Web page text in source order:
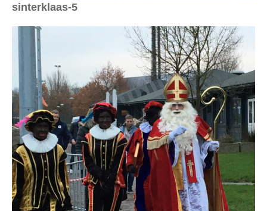
sinterklaas-5